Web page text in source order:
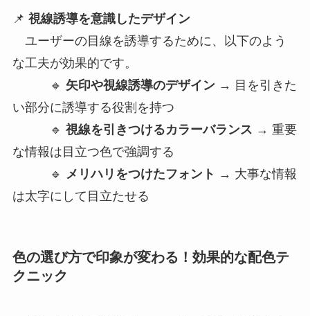
📌 視線誘導を意識したデザイン
ユーザーの目線を誘導するために、以下のよう
な工夫が効果的です。
🔹 矢印や視線誘導のデザイン→ 目を引きた
い部分に誘導する役割を持つ
🔹 視線を引きつけるカラーバランス → 重要
な情報は目立つ色で強調する
🔹 メリハリをつけたフォント → 大事な情報
は太字にして目立たせる
色の選び方で印象が変わる！効果的な配色テ
クニック